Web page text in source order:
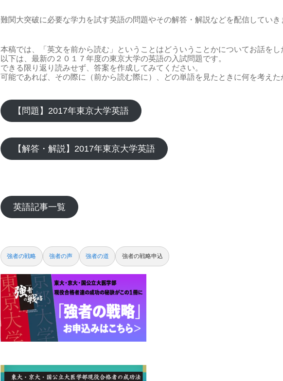
難関大突破に必要な学力を試す英語の問題やその解答・解説などを配信していき
本稿では、「英文を前から読む」ということはどういうことかについてお話をし
以下は、最新の２０１７年度の東京大学の英語の入試問題です。
できる限り返り読みせず、答案を作成してみてください。
可能であれば、その際に（前から読む際に）、どの単語を見たときに何を考えた
【問題】2017年東京大学英語
【解答・解説】2017年東京大学英語
英語記事一覧
強者の戦略 強者の声 強者の道 強者の戦略申込